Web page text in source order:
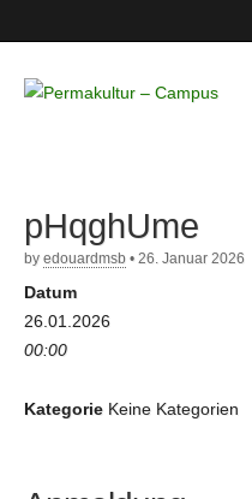
– Campus
pHqghUme
by edouardmsb • 26. Januar 2026
Datum
26.01.2026
00:00
Kategorie Keine Kategorien